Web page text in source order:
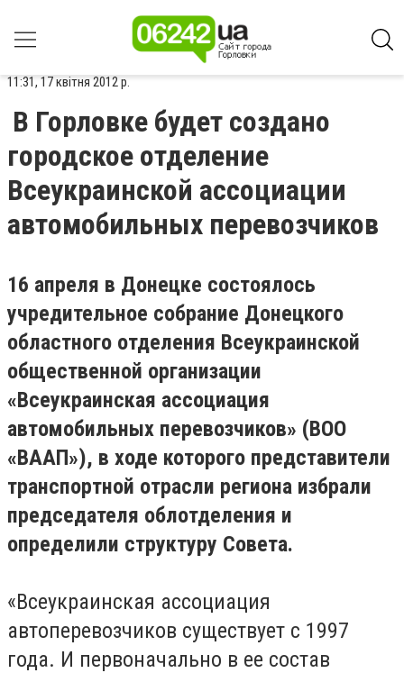
11:31, 17 квітня 2012 р.
В Горловке будет создано
городское отделение
Всеукраинской ассоциации
автомобильных перевозчиков
16 апреля в Донецке состоялось
учредительное собрание Донецкого
областного отделения Всеукраинской
общественной организации
«Всеукраинская ассоциация
автомобильных перевозчиков» (ВОО
«ВААП»), в ходе которого представители
транспортной отрасли региона избрали
председателя облотделения и
определили структуру Совета.
«Всеукраинская ассоциация
автоперевозчиков существует с 1997
года. И первоначально в ее состав